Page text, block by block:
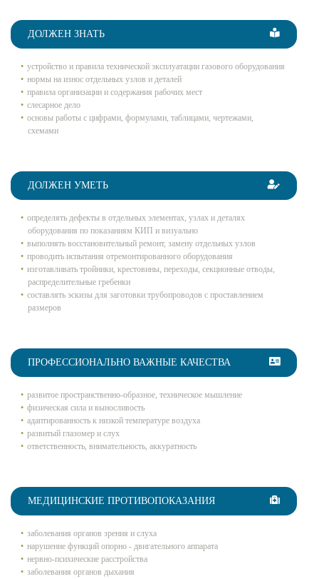
ДОЛЖЕН ЗНАТЬ
устройство и правила технической эксплуатации газового оборудования
нормы на износ отдельных узлов и деталей
правила организации и содержания рабочих мест
слесарное дело
основы работы с цифрами, формулами, таблицами, чертежами,
схемами
ДОЛЖЕН УМЕТЬ
определять дефекты в отдельных элементах, узлах и деталях
оборудования по показаниям КИП и визуально
выполнять восстановительный ремонт, замену отдельных узлов
проводить испытания отремонтированного оборудования
изготавливать тройники, крестовины, переходы, секционные отводы,
распределительные гребенки
составлять эскизы для заготовки трубопроводов с проставлением
размеров
ПРОФЕССИОНАЛЬНО ВАЖНЫЕ КАЧЕСТВА
развитое пространственно-образное, техническое мышление
физическая сила и выносливость
адаптированность к низкой температуре воздуха
развитый глазомер и слух
ответственность, внимательность, аккуратность
МЕДИЦИНСКИЕ ПРОТИВОПОКАЗАНИЯ
заболевания органов зрения и слуха
нарушение функций опорно - двигательного аппарата
нервно-психические расстройства
заболевания органов дыхания